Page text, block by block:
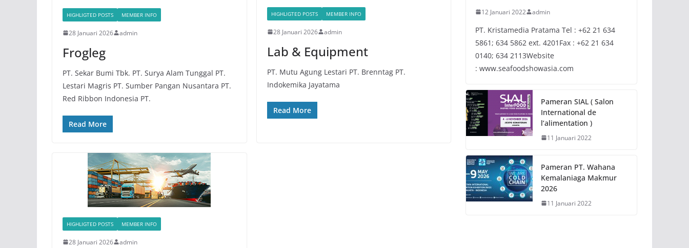
HIGHLIGTED POSTS MEMBER INFO
28 Januari 2026 admin
Frogleg
PT. Sekar Bumi Tbk. PT. Surya Alam Tunggal PT.
Lestari Magris PT. Sumber Pangan Nusantara PT.
Red Ribbon Indonesia PT.
Read More
HIGHLIGTED POSTS MEMBER INFO
28 Januari 2026 admin
Lab & Equipment
PT. Mutu Agung Lestari PT. Brenntag PT.
Indokemika Jayatama
Read More
HIGHLIGTED POSTS MEMBER INFO
28 Januari 2026 admin
12 Januari 2022 admin
PT. Kristamedia Pratama Tel : +62 21 634
5861; 634 5862 ext. 4201Fax : +62 21 634
0140; 634 2113Website
: www.seafoodshowasia.com
Pameran SIAL ( Salon
International de
l’alimentation )
11 Januari 2022
Pameran PT. Wahana
Kemalaniaga Makmur
2026
11 Januari 2022